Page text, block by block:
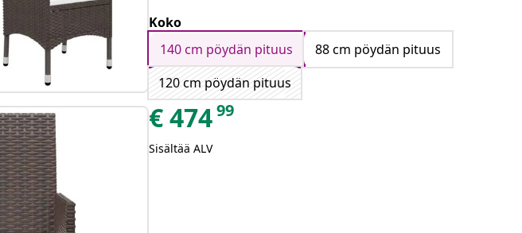
Koko
140 cm pöydän pituus
88 cm pöydän pituus
120 cm pöydän pituus
€47499
Sisältää ALV